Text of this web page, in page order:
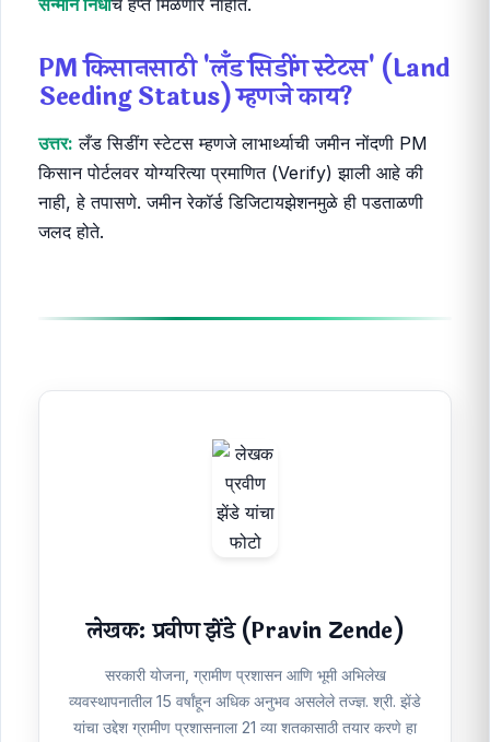
PM किसानसाठी 'लँड सिडींग स्टेटस' (Land
Seeding Status) म्हणजे काय?
उत्तर: लँड सिडींग स्टेटस म्हणजे लाभार्थ्याची जमीन नोंदणी PM
किसान पोर्टलवर योग्यरित्या प्रमाणित (Verify) झाली आहे की
नाही, हे तपासणे. जमीन रेकॉर्ड डिजिटायझेशनमुळे ही पडताळणी
जलद होते.
लेखक: प्रवीण झेंडे (Pravin Zende)
सरकारी योजना, ग्रामीण प्रशासन आणि भूमी अभिलेख
व्यवस्थापनातील 15 वर्षांहून अधिक अनुभव असलेले तज्ज्ञ. श्री. झेंडे
यांचा उद्देश ग्रामीण प्रशासनाला 21 व्या शतकासाठी तयार करणे हा